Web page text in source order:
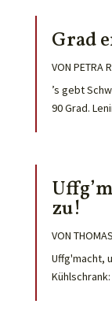
Grad
VON PETRA
’s gebt
90 Grad.
zu!
VON
Uffg'macht,